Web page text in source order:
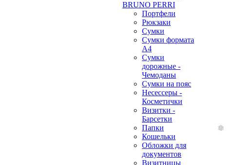
BRUNO PERRI
Портфели
Рюкзаки
Сумки
Сумки формата
А4
Сумки
дорожные -
Чемоданы
Сумки на пояс
Несессеры -
Косметички
Визитки -
Барсетки
Папки
Кошельки
Обложки для
документов
Визитницы